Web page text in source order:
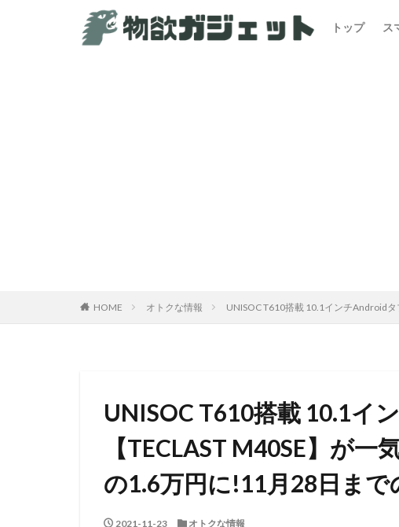
トップ ス
HOME オトクな情報 UNISOC T610搭載 10.1インチAndroid
UNISOC T610搭載 10.1イ
【TECLAST M40SE】が
の1.6万円に!11月28日まで
2021-11-23 オトクな情報